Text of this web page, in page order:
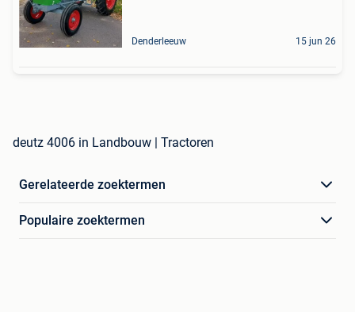
Denderleeuw 15 jun 26
deutz 4006 in Landbouw | Tractoren
Gerelateerde zoektermen
Populaire zoektermen